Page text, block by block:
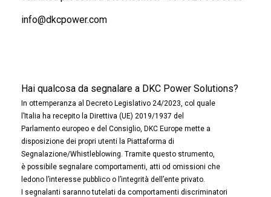
info@dkcpower.com
Hai qualcosa da segnalare a DKC Power Solutions?
In ottemperanza al Decreto Legislativo 24/2023, col quale
l’Italia ha recepito la Direttiva (UE) 2019/1937 del
Parlamento europeo e del Consiglio, DKC Europe mette a
disposizione dei propri utenti la Piattaforma di
Segnalazione/Whistleblowing. Tramite questo strumento,
è possibile segnalare comportamenti, atti od omissioni che
ledono l’interesse pubblico o l’integrità dell’ente privato.
I segnalanti saranno tutelati da comportamenti discriminatori